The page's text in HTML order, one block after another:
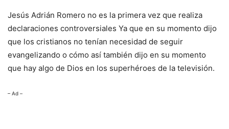
Jesús Adrián Romero no es la primera vez que realiza
declaraciones controversiales Ya que en su momento dijo
que los cristianos no tenían necesidad de seguir
evangelizando o cómo así también dijo en su momento
que hay algo de Dios en los superhéroes de la televisión.
– Ad –